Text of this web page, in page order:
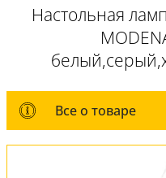
Настольная
Все о товаре
Все о товаре